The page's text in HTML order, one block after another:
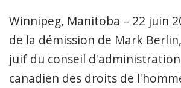
Winnipeg, Manitoba – 22 juin
de la démission de Mark
juif du conseil
canadien des droits de